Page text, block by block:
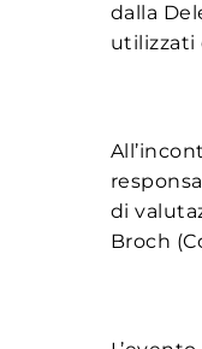
dalla
utilizzati
di
Broch